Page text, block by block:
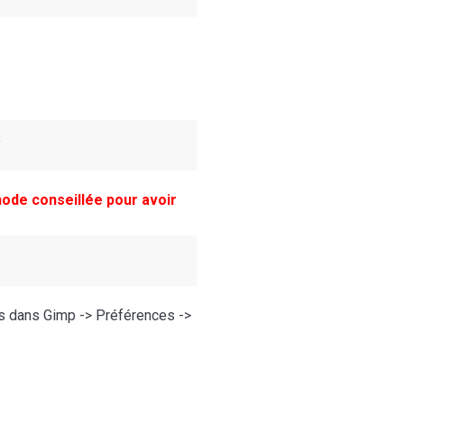
conseillée pour avoir
dans Gimp -> Préférences ->